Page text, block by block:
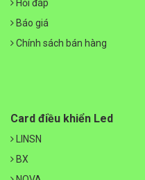
Hỏi đáp
Báo giá
Chính sách bán hàng
Card điều khiển Led
LINSN
BX